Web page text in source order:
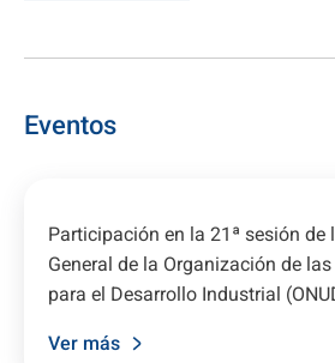
Eventos
Participación en la 21ª sesión de
General de la Organización de
para el Desarrollo Industrial
Ver más